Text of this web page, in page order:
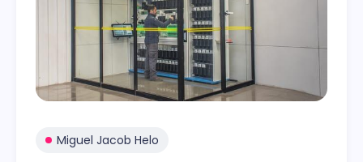
Miguel Jacob Helo